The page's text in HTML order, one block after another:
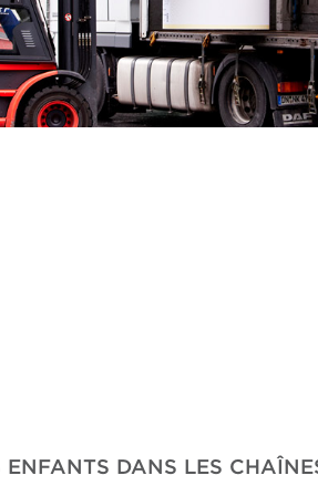
ENFANTS DANS LES